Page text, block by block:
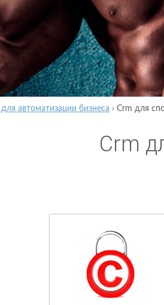
автоматизации бизнеса › Crm для
Crm